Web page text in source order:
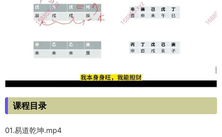
课程目录
01.易道乾坤.mp4